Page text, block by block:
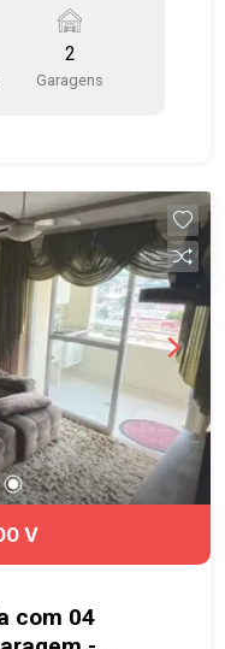
box
- Controle de
comerciais da
prédio, várias
bem próximo ao
Santos Dumont e
e fácil ao Anel
Dutra.
2
Garagens
V
com 04